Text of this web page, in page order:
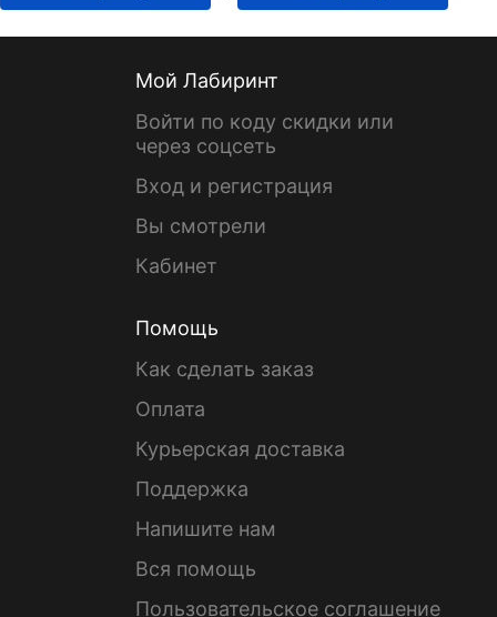
Мой Лабиринт
Войти по коду скидки или
через соцсеть
Вход и регистрация
Вы смотрели
Кабинет
Помощь
Как сделать заказ
Оплата
Курьерская доставка
Поддержка
Напишите нам
Вся помощь
Пользовательское соглашение